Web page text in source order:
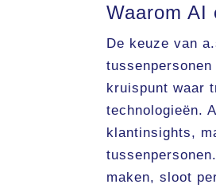
Waarom AI
De keuze van
kruispunt waar
technologieën.
klantinsights,
maken, sloot